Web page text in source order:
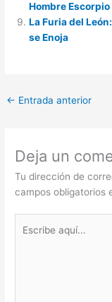
Hombre
La Furia del
se Enoja
← Entrada anterior
Deja un
Tu dirección de
campos obligatorios
aquí...